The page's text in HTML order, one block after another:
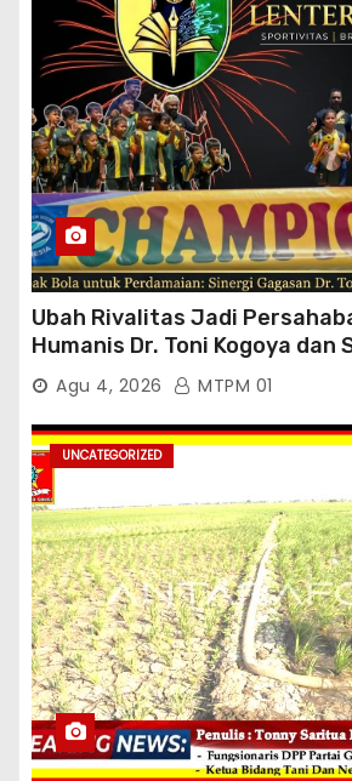
Ubah Rivalitas Jadi
Humanis Dr. Toni Kogoya dan
TimurAgu 4, 2026 MTPM 01
UNCATEGORIZED